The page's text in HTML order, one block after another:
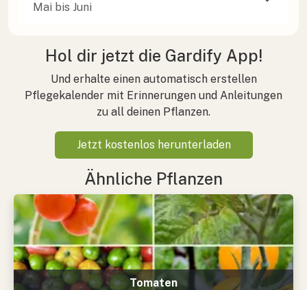
Mai bis Juni
Hol dir jetzt die Gardify App!
Und erhalte einen automatisch erstellen
Pflegekalender mit Erinnerungen und Anleitungen
zu all deinen Pflanzen.
Jetzt kostenlos herunterladen
Ähnliche Pflanzen
Tomaten